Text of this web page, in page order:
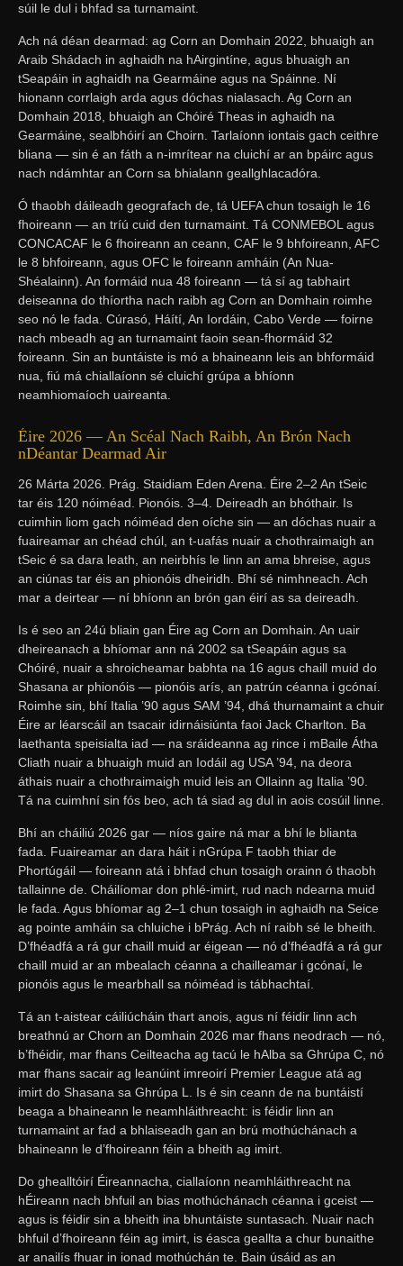
súil le dul i bhfad sa turnamaint.
Ach ná déan dearmad: ag Corn an Domhain 2022, bhuaigh an
Araib Shádach in aghaidh na hAirgintíne, agus bhuaigh an
tSeapáin in aghaidh na Gearmáine agus na Spáinne. Ní
hionann corrlaigh arda agus dóchas nialasach. Ag Corn an
Domhain 2018, bhuaigh an Chóiré Theas in aghaidh na
Gearmáine, sealbhóirí an Choirn. Tarlaíonn iontais gach ceithre
bliana — sin é an fáth a n-imrítear na cluichí ar an bpáirc agus
nach ndámhtar an Corn sa bhialann geallghlacadóra.
Ó thaobh dáileadh geografach de, tá UEFA chun tosaigh le 16
fhoireann — an tríú cuid den turnamaint. Tá CONMEBOL agus
CONCACAF le 6 fhoireann an ceann, CAF le 9 bhfoireann, AFC
le 8 bhfoireann, agus OFC le foireann amháin (An Nua-
Shéalainn). An formáid nua 48 foireann — tá sí ag tabhairt
deiseanna do thíortha nach raibh ag Corn an Domhain roimhe
seo nó le fada. Cúrasó, Háítí, An Iordáin, Cabo Verde — foirne
nach mbeadh ag an turnamaint faoin sean-fhormáid 32
foireann. Sin an buntáiste is mó a bhaineann leis an bhformáid
nua, fiú má chiallaíonn sé cluichí grúpa a bhíonn
neamhiomaíoch uaireanta.
Éire 2026 — An Scéal Nach Raibh, An Brón Nach
nDéantar Dearmad Air
26 Márta 2026. Prág. Staidiam Eden Arena. Éire 2–2 An tSeic
tar éis 120 nóiméad. Pionóis. 3–4. Deireadh an bhóthair. Is
cuimhin liom gach nóiméad den oíche sin — an dóchas nuair a
fuaireamar an chéad chúl, an t-uafás nuair a chothraimaigh an
tSeic é sa dara leath, an neirbhís le linn an ama bhreise, agus
an ciúnas tar éis an phionóis dheiridh. Bhí sé nimhneach. Ach
mar a deirtear — ní bhíonn an brón gan éirí as sa deireadh.
Is é seo an 24ú bliain gan Éire ag Corn an Domhain. An uair
dheireanach a bhíomar ann ná 2002 sa tSeapáin agus sa
Chóiré, nuair a shroicheamar babhta na 16 agus chaill muid do
Shasana ar phionóis — pionóis arís, an patrún céanna i gcónaí.
Roimhe sin, bhí Italia ’90 agus SAM ’94, dhá thurnamaint a chuir
Éire ar léarscáil an tsacair idirnáisiúnta faoi Jack Charlton. Ba
laethanta speisialta iad — na sráideanna ag rince i mBaile Átha
Cliath nuair a bhuaigh muid an Iodáil ag USA ’94, na deora
áthais nuair a chothraimaigh muid leis an Ollainn ag Italia ’90.
Tá na cuimhní sin fós beo, ach tá siad ag dul in aois cosúil linne.
Bhí an cháiliú 2026 gar — níos gaire ná mar a bhí le blianta
fada. Fuaireamar an dara háit i nGrúpa F taobh thiar de
Phortúgáil — foireann atá i bhfad chun tosaigh orainn ó thaobh
tallainne de. Cháilíomar don phlé-imirt, rud nach ndearna muid
le fada. Agus bhíomar ag 2–1 chun tosaigh in aghaidh na Seice
ag pointe amháin sa chluiche i bPrág. Ach ní raibh sé le bheith.
D’fhéadfá a rá gur chaill muid ar éigean — nó d’fhéadfá a rá gur
chaill muid ar an mbealach céanna a chailleamar i gcónaí, le
pionóis agus le mearbhall sa nóiméad is tábhachtaí.
Tá an t-aistear cáiliúcháin thart anois, agus ní féidir linn ach
breathnú ar Chorn an Domhain 2026 mar fhans neodrach — nó,
b’fhéidir, mar fhans Ceilteacha ag tacú le hAlba sa Ghrúpa C, nó
mar fhans sacair ag leanúint imreoirí Premier League atá ag
imirt do Shasana sa Ghrúpa L. Is é sin ceann de na buntáistí
beaga a bhaineann le neamhláithreacht: is féidir linn an
turnamaint ar fad a bhlaiseadh gan an brú mothúchánach a
bhaineann le d’fhoireann féin a bheith ag imirt.
Do ghealltóirí Éireannacha, ciallaíonn neamhláithreacht na
hÉireann nach bhfuil an bias mothúchánach céanna i gceist —
agus is féidir sin a bheith ina bhuntáiste suntasach. Nuair nach
bhfuil d’fhoireann féin ag imirt, is éasca geallta a chur bunaithe
ar anailís fhuar in ionad mothúchán te. Bain úsáid as an